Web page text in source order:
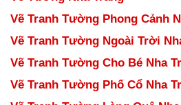
Vẽ Tranh Tường Phong Cảnh
Vẽ Tranh Tường Ngoài Trời
Vẽ Tranh Tường Cho Bé Nha
Vẽ Tranh Tường Phố Cổ Nha